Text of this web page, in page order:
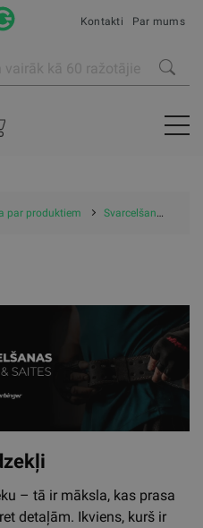
Kontakti Par mums
par produktiem Svarcelšanas Palīgrīki
– tā ir māksla, kas prasa
detaļām. Ikviens, kurš ir